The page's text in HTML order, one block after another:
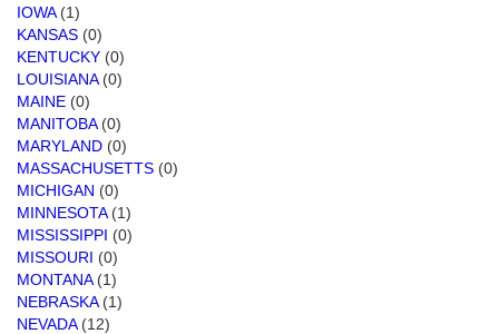
IOWA(1)
KANSAS (0)
KENTUCKY (0)
LOUISIANA(0)
MAINE (0)
MANITOBA(0)
MARYLAND (0)
MASSACHUSETTS (0)
MICHIGAN (0)
MINNESOTA(1)
MISSISSIPPI (0)
MISSOURI (0)
MONTANA(1)
NEBRASKA(1)
NEVADA(12)